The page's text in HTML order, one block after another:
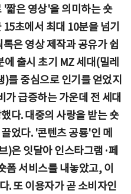
짧은 영상'을 의미하는 숏
초에서 최대 10분을 넘기
은 영상 제작과 공유가 쉽
출시 초기 MZ 세대(밀레
를 중심으로 인기를 얻었지
급증하는 가운데 전 세대
다. 대중의 사랑을 받는 숏
었다. '콘텐츠 공룡'인 메
)은 잇달아 인스타그램·페
폼 서비스를 내놓았고, 이
. 또 이용자가 곧 소비자인